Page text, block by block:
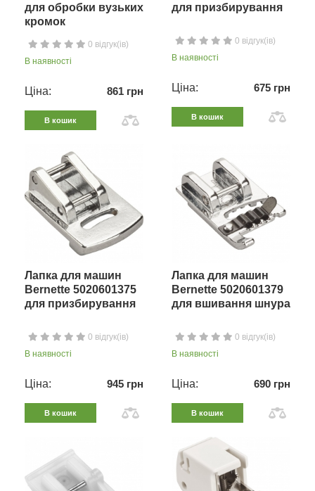
для обробки вузьких
кромок
0 відгук(ів)
В наявності
Ціна: 861 грн
В кошик
для призбирування
0 відгук(ів)
В наявності
Ціна: 675 грн
В кошик
Лапка для машин
Bernette 5020601375
для призбирування
0 відгук(ів)
В наявності
Ціна: 945 грн
В кошик
Лапка для машин
Bernette 5020601379
для вшивання шнура
0 відгук(ів)
В наявності
Ціна: 690 грн
В кошик